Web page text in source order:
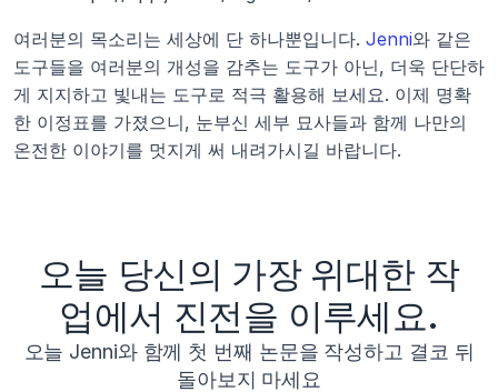
여러분의 목소리는 세상에 단 하나뿐입니다. Jenni와 같은
도구들을 여러분의 개성을 감추는 도구가 아닌, 더욱 단단하
게 지지하고 빛내는 도구로 적극 활용해 보세요. 이제 명확
한 이정표를 가졌으니, 눈부신 세부 묘사들과 함께 나만의
온전한 이야기를 멋지게 써 내려가시길 바랍니다.
오늘 당신의 가장 위대한 작
업에서 진전을 이루세요.
오늘 Jenni와 함께 첫 번째 논문을 작성하고 결코 뒤
돌아보지 마세요